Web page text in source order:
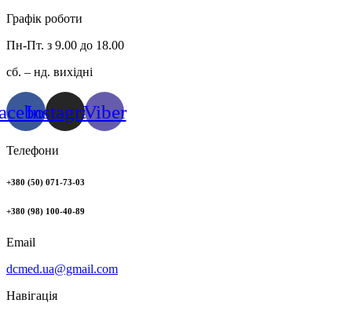
Графік роботи
Пн-Пт. з 9.00 до 18.00
сб. – нд. вихідні
InstagramViber
Телефони
+380 (50) 071-73-03
+380 (98) 100-40-89
Email
dcmed.ua@gmail.com
Навігація